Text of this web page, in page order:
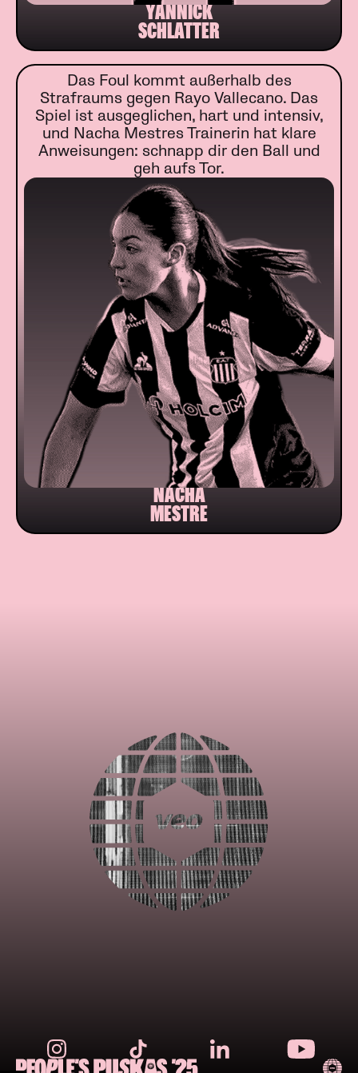
YANNICK
SCHLATTER
Das Foul kommt außerhalb des
Strafraums gegen Rayo Vallecano. Das
Spiel ist ausgeglichen, hart und intensiv,
und Nacha Mestres Trainerin hat klare
Anweisungen: schnapp dir den Ball und
geh aufs Tor.
NACHA
MESTRE